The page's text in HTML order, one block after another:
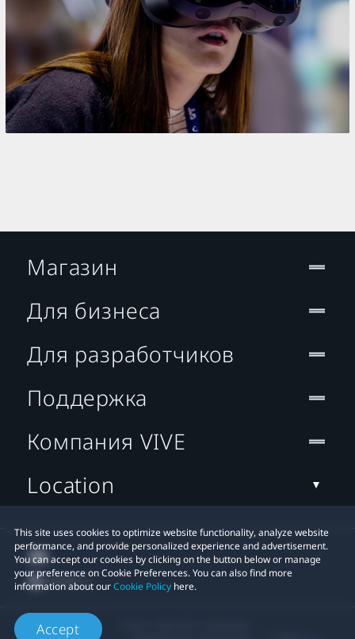
This site uses cookies to optimize website functionality, analyze website
performance, and provide personalized experience and advertisement.
You can accept our cookies by clicking on the button below or manage
your preference on Cookie Preferences. You can also find more
information about ourCookie Policy here.
Accept
Магазин
Для бизнеса
Для разработчиков
Поддержка
Компания VIVE
Location